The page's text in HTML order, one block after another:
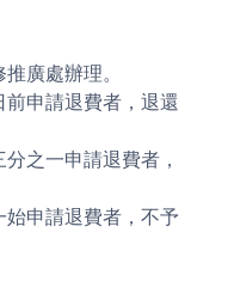
廣處辦理。
申請退費者，退還
之一申請退費者，
始申請退費者，不予